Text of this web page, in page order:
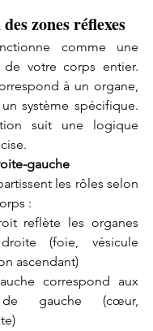
zones réflexes
comme une
de votre corps entier.
à un organe,
système spécifique.
suit une logique
gauche
les rôles selon
:
reflète les organes
(foie, vésicule
ascendant)
correspond aux
gauche (cœur,